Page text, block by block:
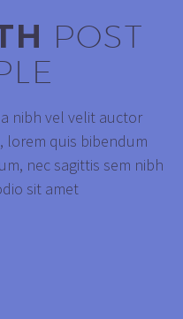
POST
nibh vel velit auctor
lorem quis bibendum
nec sagittis sem nibh
sit amet